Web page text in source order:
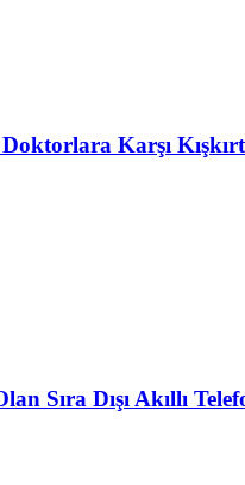
Karşı
Sıra Dışı Akıllı